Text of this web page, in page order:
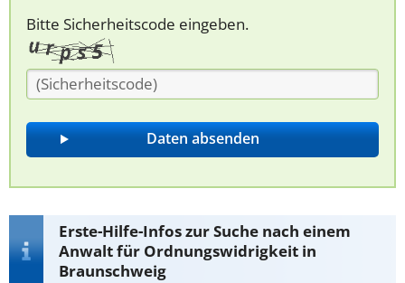
Bitte Sicherheitscode eingeben.
Erste-Hilfe-Infos zur Suche nach einem
Anwalt für Ordnungswidrigkeit in
Braunschweig